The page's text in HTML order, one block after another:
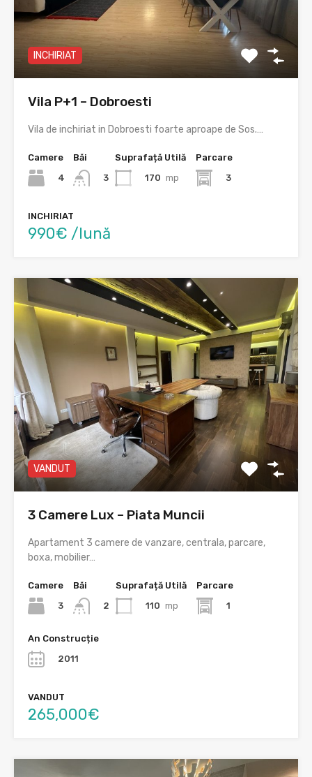
INCHIRIAT
Vila P+1 – Dobroesti
Vila de inchiriat in Dobroesti foarte aproape de Sos.…
Camere
4
Băi
3
Suprafață Utilă
170 mp
Parcare
3
INCHIRIAT
990€ /lună
VANDUT
3 Camere Lux – Piata Muncii
Apartament 3 camere de vanzare, centrala, parcare,
boxa, mobilier…
Camere
3
Băi
2
Suprafață Utilă
110 mp
Parcare
1
An Construcție
2011
VANDUT
265,000€